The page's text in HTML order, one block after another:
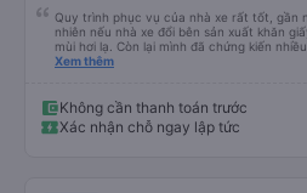
Quy trình phục vụ của nhà xe rất tốt, gần
nhiên nếu nhà xe đổi bên sản xuất khăn
mùi hơi lạ. Còn lại mình đã chứng kiến
tháng vừa rồi: tài xế và phụ xe ngày càng
Xem thêm
Không cần thanh toán trước
Xác nhận chỗ ngay lập tức